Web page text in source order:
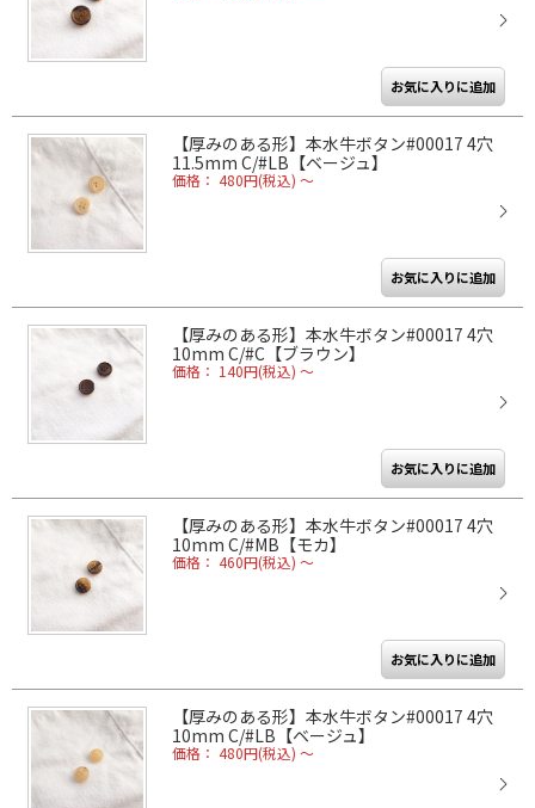
【厚みのある形】本水牛ボタン#00017 4穴
11.5mm C/#LB【ベージュ】
価格： 480円(税込) ～
【厚みのある形】本水牛ボタン#00017 4穴
10mm C/#C【ブラウン】
価格： 140円(税込) ～
【厚みのある形】本水牛ボタン#00017 4穴
10mm C/#MB【モカ】
価格： 460円(税込) ～
【厚みのある形】本水牛ボタン#00017 4穴
10mm C/#LB【ベージュ】
価格： 480円(税込) ～